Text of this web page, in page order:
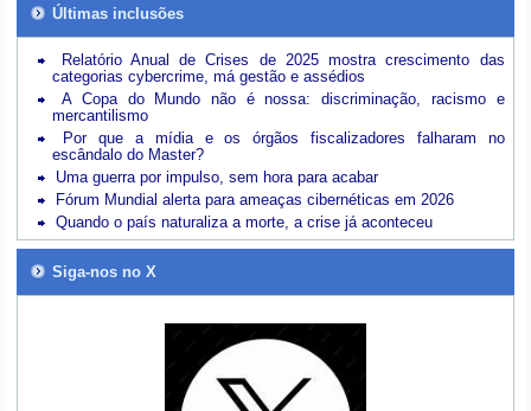
Últimas inclusões
Relatório Anual de Crises de 2025 mostra crescimento das
categorias cybercrime, má gestão e assédios
A Copa do Mundo não é nossa: discriminação, racismo e
mercantilismo
Por que a mídia e os órgãos fiscalizadores falharam no
escândalo do Master?
Uma guerra por impulso, sem hora para acabar
Fórum Mundial alerta para ameaças cibernéticas em 2026
Quando o país naturaliza a morte, a crise já aconteceu
Siga-nos no X